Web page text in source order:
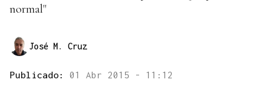
normal"
José M. Cruz
Publicado: 01 Abr 2015 - 11:12